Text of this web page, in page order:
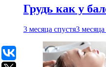
Грудь как у
3 месяца спустя3 месяца